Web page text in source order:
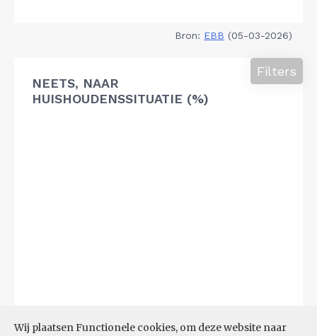
Wij plaatsen Functionele cookies, om deze website naar
Bron: EBB (05-03-2026)
NEETS, NAAR
HUISHOUDENSSITUATIE (%)
Filters